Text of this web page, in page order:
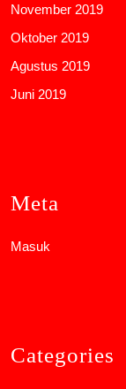
November 2019
Oktober 2019
Agustus 2019
Juni 2019
Meta
Masuk
Categories